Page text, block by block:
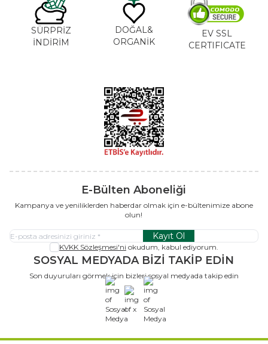
SÜRPRİZ
İNDİRİM
DOĞAL&
ORGANİK
EV SSL
CERTIFICATE
E-Bülten Aboneliği
Kampanya ve yeniliklerden haberdar olmak için e-bültenimize abone
olun!
Kayıt Ol
KVKK Sözleşmesi'ni okudum, kabul ediyorum.
SOSYAL MEDYADA BİZİ TAKİP EDİN
Son duyuruları görmek için bizleri sosyal medyada takip edin
x